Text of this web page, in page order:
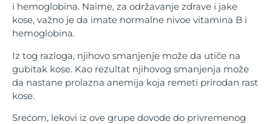
i hemoglobina. Naime, za održavanje zdrave i jake
kose, važno je da imate normalne nivoe vitamina B i
hemoglobina.
Iz tog razloga, njihovo smanjenje može da utiče na
gubitak kose. Kao rezultat njihovog smanjenja može
da nastane prolazna anemija koja remeti prirodan rast
kose.
Srećom, lekovi iz ove grupe dovode do privremenog